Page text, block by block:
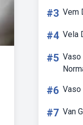
#3 Vem
#4 Vela
#5 Vaso
#6 Vaso
#7 Van